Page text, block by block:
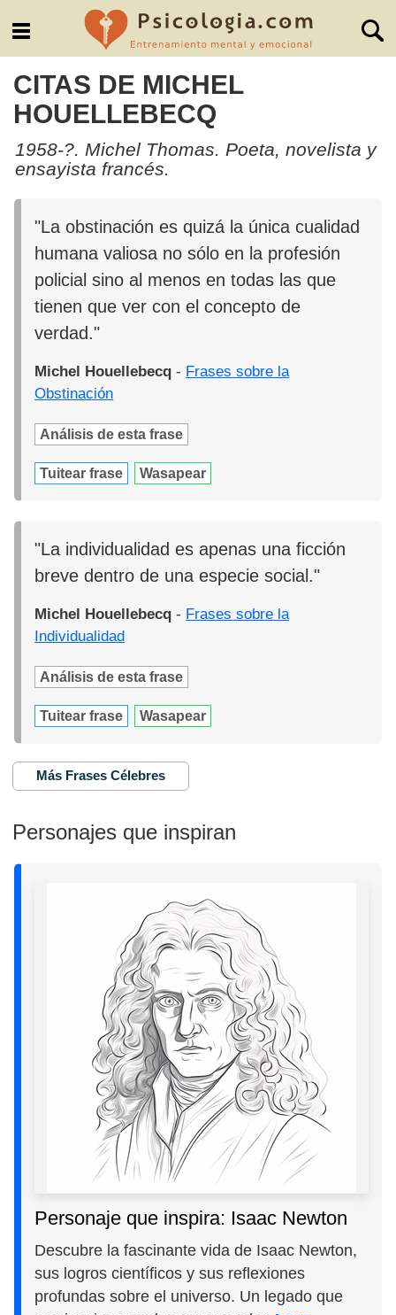
CITAS DE MICHEL
HOUELLEBECQ
1958-?. Michel Thomas. Poeta, novelista y
ensayista francés.
"La obstinación es quizá la única cualidad
humana valiosa no sólo en la profesión
policial sino al menos en todas las que
tienen que ver con el concepto de
verdad."
Michel Houellebecq - Frases sobre la
Obstinación
Análisis de esta frase
Tuitear frase Wasapear
"La individualidad es apenas una ficción
breve dentro de una especie social."
Michel Houellebecq - Frases sobre la
Individualidad
Análisis de esta frase
Tuitear frase Wasapear
Más Frases Célebres
Personajes que inspiran
Personaje que inspira: Isaac Newton
Descubre la fascinante vida de Isaac Newton,
sus logros científicos y sus reflexiones
profundas sobre el universo. Un legado que